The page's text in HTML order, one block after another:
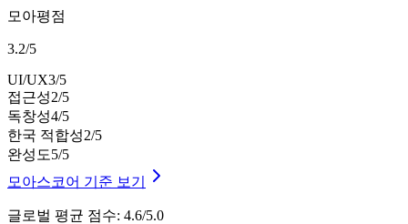
모아평점
3.2/5
UI/UX3/5
접근성2/5
독창성4/5
한국 적합성2/5
완성도5/5
모아스코어 기준 보기
글로벌 평균 점수: 4.6/5.0